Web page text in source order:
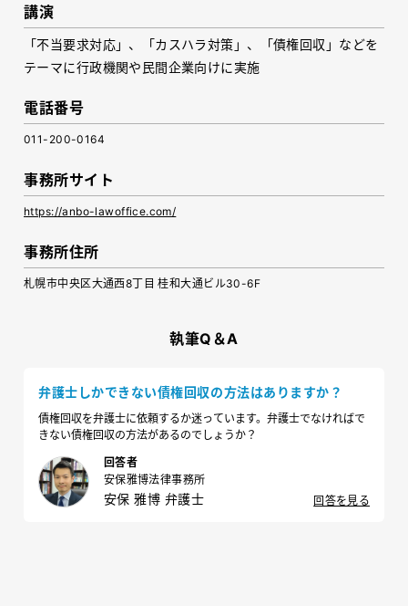
講演
「不当要求対応」、「カスハラ対策」、「債権回収」などを
テーマに行政機関や民間企業向けに実施
電話番号
011-200-0164
事務所サイト
https://anbo-lawoffice.com/
事務所住所
札幌市中央区大通西8丁目 桂和大通ビル30-6F
執筆Q＆A
弁護士しかできない債権回収の方法はありますか？
債権回収を弁護士に依頼するか迷っています。弁護士でなければで
きない債権回収の方法があるのでしょうか？
回答者
安保雅博法律事務所
安保 雅博 弁護士 回答を見る